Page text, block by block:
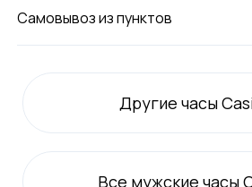
Самовывоз из пунктов
Другие часы
Все мужские часы